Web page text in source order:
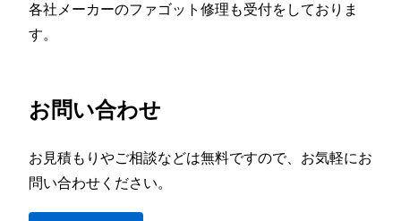
各社メーカーのファゴット修理も受付をしておりま
す。
お問い合わせ
お見積もりやご相談などは無料ですので、お気軽にお
問い合わせください。